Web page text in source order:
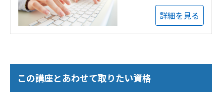
詳細を見る
この講座とあわせて取りたい資格